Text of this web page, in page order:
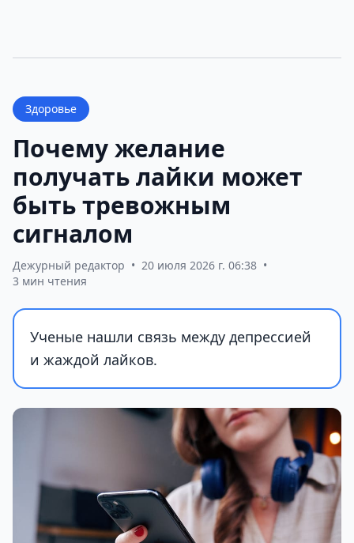
Здоровье
Почему желание
получать лайки может
быть тревожным
сигналом
Дежурный редактор • 20 июля 2026 г. 06:38 •
3 мин чтения
Ученые нашли связь между депрессией
и жаждой лайков.